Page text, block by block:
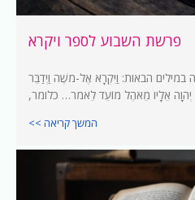
פרשת השבוע לספר ויקרא
הבאות: וַיִּקְרָא אֶל-מֹשֶׁה וַיְדַבֵּר
יְהוָה אֵלָיו מֵאֹהֶל מוֹעֵד לֵאמֹר… כלומר,
המשך קריאה >>